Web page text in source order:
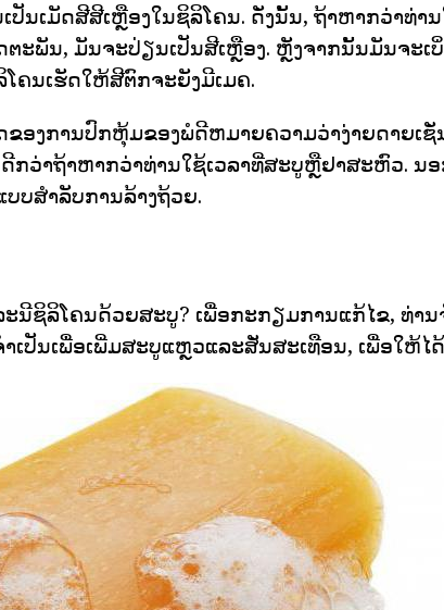
ປັນເມັດສີສີເຫຼືອງໃນຊິລິໂຄນ. ດັ່ງນັ້ນ, ຖ້າຫາກວ່າທ່ານ
ະພັນ, ມັນຈະປ່ຽນເປັນສີເຫຼືອງ. ຫຼັງຈາກນັ້ນມັນຈະເ
ຄນເຮັດໃຫ້ສີຕົກຈະຍັງມີເມຄ.
ອງການປົກຫຸ້ມຂອງພໍດີຫມາຍຄວາມວ່າງ່າຍດາຍເ
ກວ່າຖ້າຫາກວ່າທ່ານໃຊ້ເວລາທີ່ສະບູຫຼືຢາສະຫົວ. ນ
ບສໍາລັບການລ້າງຖ້ວຍ.
ນີຊິລິໂຄນດ້ວຍສະບູ? ເພື່ອກະກຽມການແກ້ໄຂ, ທ່ານ
ເປັນເພື່ອເພີ່ມສະບູແຫຼວແລະສັ່ນສະເທືອນ, ເພື່ອໃຫ້ໄ